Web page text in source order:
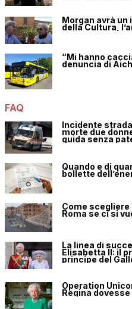
Morgan avrà
della Cultura,
“Mi hanno
denuncia di
FAQ
Incidente
morte due
guida senza
Quando e di
bollette
Come
Roma se ci si
La linea di
Elisabetta II: il
principe del
Operation
Regina